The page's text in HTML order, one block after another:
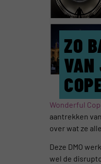
ZO
VAN
Wonderful
aantrekken
over wat ze
Deze DMO
wel de